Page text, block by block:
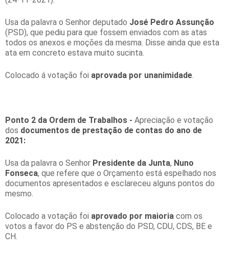
Usa da palavra o Senhor deputado José Pedro Assunção
(PSD), que pediu para que fossem enviados com as atas
todos os anexos e moções da mesma. Disse ainda que esta
ata em concreto estava muito sucinta.
Colocado á votação foi aprovada por unanimidade
Ponto 2 da Ordem de Trabalhos - Apreciação e votação
dos documentos de prestação de contas do ano de
2021:
Usa da palavra o Senhor Presidente da Junta, Nuno
Fonseca, que refere que o Orçamento está espelhado nos
documentos apresentados e esclareceu alguns pontos do
mesmo.
Colocado a votação foi aprovado por maioria com os
votos a favor do PS e abstenção do PSD, CDU, CDS, BE e
CH.